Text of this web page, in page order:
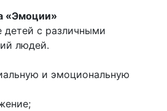
«Эмоции»
детей с различными
людей.
и эмоциональную